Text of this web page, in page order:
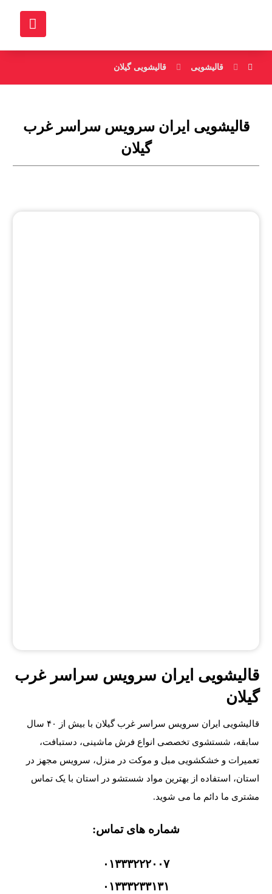
قالیشویی قالیشویی گیلان
قالیشویی ایران سرویس سراسر غرب
گیلان
قالیشویی ایران سرویس سراسر غرب
گیلان
قالیشویی ایران سرویس سراسر غرب گیلان با بیش از ۴۰ سال
سابقه، شستشوی تخصصی انواع فرش ماشینی، دستبافت،
تعمیرات و خشکشویی مبل و موکت در منزل، سرویس مجهز در
استان، استفاده از بهترین مواد شستشو در استان با یک تماس
مشتری ما دائم ما می شوید.
شماره های تماس:
۰۱۳۳۳۲۲۲۰۰۷
۰۱۳۳۳۲۳۳۱۳۱